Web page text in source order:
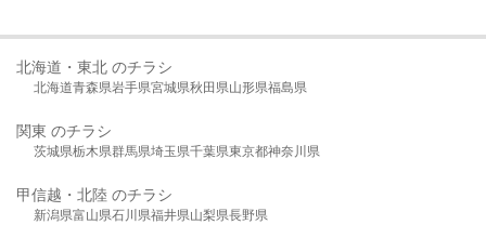
北海道・東北 のチラシ
北海道青森県岩手県宮城県秋田県山形県福島県
関東 のチラシ
茨城県栃木県群馬県埼玉県千葉県東京都神奈川県
甲信越・北陸 のチラシ
新潟県富山県石川県福井県山梨県長野県